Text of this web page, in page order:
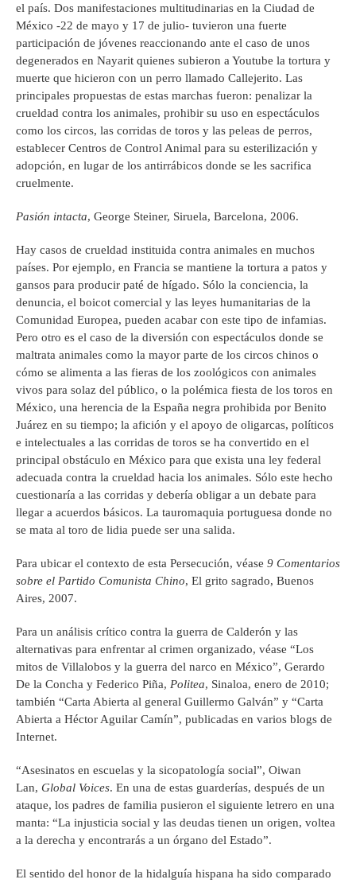
el país. Dos manifestaciones multitudinarias en la Ciudad de
México -22 de mayo y 17 de julio- tuvieron una fuerte
participación de jóvenes reaccionando ante el caso de unos
degenerados en Nayarit quienes subieron a Youtube la tortura y
muerte que hicieron con un perro llamado Callejerito. Las
principales propuestas de estas marchas fueron: penalizar la
crueldad contra los animales, prohibir su uso en espectáculos
como los circos, las corridas de toros y las peleas de perros,
establecer Centros de Control Animal para su esterilización y
adopción, en lugar de los antirrábicos donde se les sacrifica
cruelmente.
Pasión intacta, George Steiner, Siruela, Barcelona, 2006.
Hay casos de crueldad instituida contra animales en muchos
países. Por ejemplo, en Francia se mantiene la tortura a patos y
gansos para producir paté de hígado. Sólo la conciencia, la
denuncia, el boicot comercial y las leyes humanitarias de la
Comunidad Europea, pueden acabar con este tipo de infamias.
Pero otro es el caso de la diversión con espectáculos donde se
maltrata animales como la mayor parte de los circos chinos o
cómo se alimenta a las fieras de los zoológicos con animales
vivos para solaz del público, o la polémica fiesta de los toros en
México, una herencia de la España negra prohibida por Benito
Juárez en su tiempo; la afición y el apoyo de oligarcas, políticos
e intelectuales a las corridas de toros se ha convertido en el
principal obstáculo en México para que exista una ley federal
adecuada contra la crueldad hacia los animales. Sólo este hecho
cuestionaría a las corridas y debería obligar a un debate para
llegar a acuerdos básicos. La tauromaquia portuguesa donde no
se mata al toro de lidia puede ser una salida.
Para ubicar el contexto de esta Persecución, véase 9 Comentarios
sobre el Partido Comunista Chino, El grito sagrado, Buenos
Aires, 2007.
Para un análisis crítico contra la guerra de Calderón y las
alternativas para enfrentar al crimen organizado, véase “Los
mitos de Villalobos y la guerra del narco en México”, Gerardo
De la Concha y Federico Piña, Politea, Sinaloa, enero de 2010;
también “Carta Abierta al general Guillermo Galván” y “Carta
Abierta a Héctor Aguilar Camín”, publicadas en varios blogs de
Internet.
“Asesinatos en escuelas y la sicopatología social”, Oiwan
Lan, Global Voices. En una de estas guarderías, después de un
ataque, los padres de familia pusieron el siguiente letrero en una
manta: “La injusticia social y las deudas tienen un origen, voltea
a la derecha y encontrarás a un órgano del Estado”.
El sentido del honor de la hidalguía hispana ha sido comparado